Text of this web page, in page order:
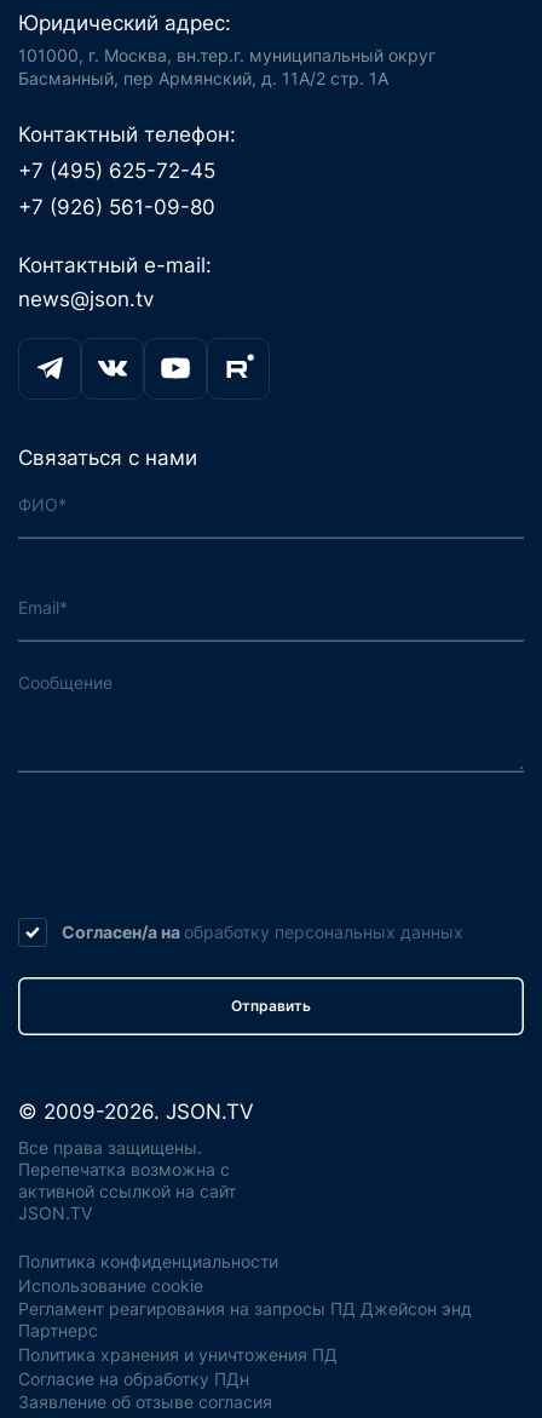
Юридический адрес:
101000, г. Москва, вн.тер.г. муниципальный округ
Басманный, пер Армянский, д. 11А/2 стр. 1А
Контактный телефон:
+7 (495) 625-72-45
+7 (926) 561-09-80
Контактный e-mail:
news@json.tv
Связаться с нами
Согласен/а на обработку персональных данных
Отправить
© 2009-2026. JSON.TV
Все права защищены.
Перепечатка возможна с
активной ссылкой на сайт
JSON.TV
Политика конфиденциальности
Использование cookie
Регламент реагирования на запросы ПД Джейсон энд
Партнерс
Политика хранения и уничтожения ПД
Согласие на обработку ПДн
Заявление об отзыве согласия